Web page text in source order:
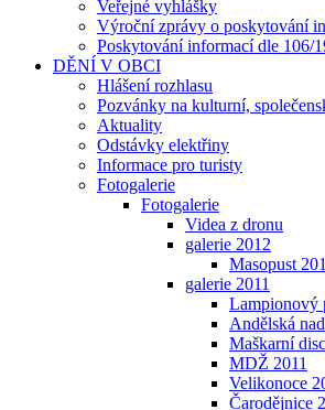
Veřejné vyhlášky
Výroční zprávy o poskytování
Poskytování informací dle 106/
DĚNÍ V OBCI
Hlášení rozhlasu
Pozvánky na kulturní,
Aktuality
Odstávky elektřiny
Informace pro turisty
Fotogalerie
Fotogalerie
Videa z dronu
galerie 2012
Masopust
galerie 2011
Lampionový
Andělská
Maškarní
MDŽ 2011
Velikonoce
Čarodějnice